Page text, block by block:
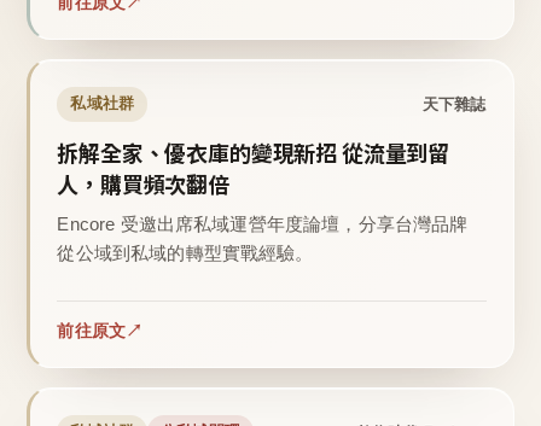
私域社群 天下雜誌
拆解全家、優衣庫的變現新招 從流量到留
人，購買頻次翻倍
Encore 受邀出席私域運營年度論壇，分享台灣品牌
從公域到私域的轉型實戰經驗。
前往原文